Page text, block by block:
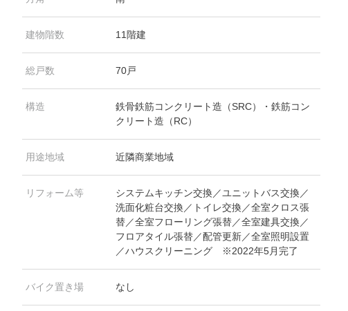
建物階数 11階建
総戸数 70戸
構造
鉄骨鉄筋コンクリート造（SRC）・鉄筋コン
クリート造（RC）
用途地域 近隣商業地域
リフォーム等
システムキッチン交換／ユニットバス交換／
洗面化粧台交換／トイレ交換／全室クロス張
替／全室フローリング張替／全室建具交換／
フロアタイル張替／配管更新／全室照明設置
／ハウスクリーニング ※2022年5月完了
バイク置き場 なし